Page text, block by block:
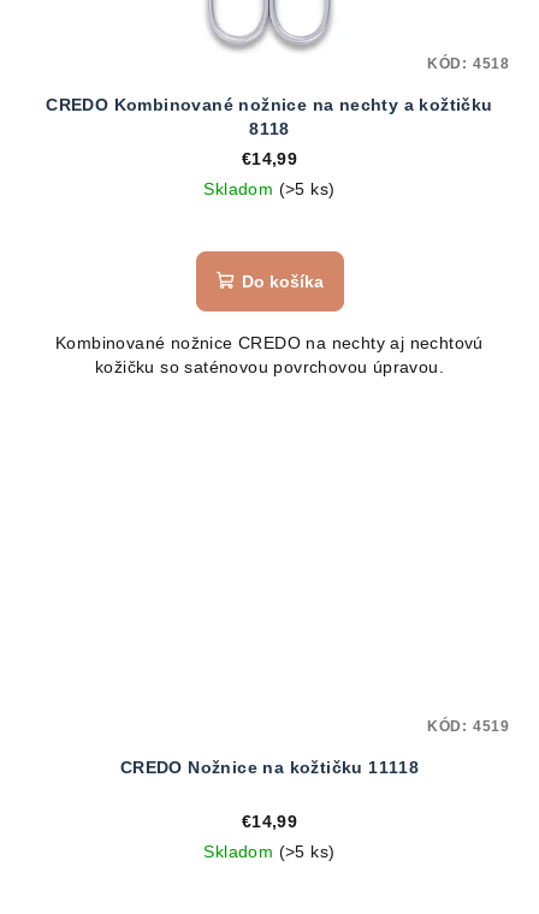
CREDO Kombinované nožnice na nechty a kožtičku
8118
€14,99
Skladom (>5 ks)
Do košíka
Kombinované nožnice CREDO na nechty aj nechtovú
kožičku so saténovou povrchovou úpravou.
KÓD: 4518
CREDO Nožnice na kožtičku 11118
€14,99
Skladom (>5 ks)
KÓD: 4519